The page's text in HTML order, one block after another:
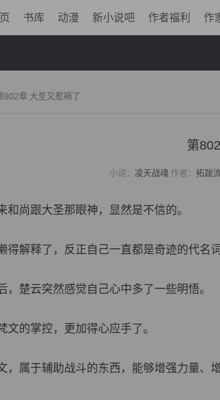
书库 动漫 新小说吧 作者福利 作
802章 大圣又惹祸了
第
小说： 凌天战魂作者： 拓跋
尚跟大圣那眼神，显然是不信的。
解释了，反正自己一直都是奇迹的代名
楚云突然感觉自己心中多了一些明悟。
的掌控，更加得心应手了。
属于辅助战斗的东西，能够增强力量、